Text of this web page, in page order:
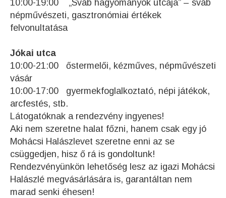
10:00-19:00 „Sváb hagyományok utcája” – sváb
népművészeti, gasztronómiai értékek
felvonultatása
Jókai utca
10:00-21:00 őstermelői, kézműves, népművészeti
vásár
10:00-17:00 gyermekfoglalkoztató, népi játékok,
arcfestés, stb.
Látogatóknak a rendezvény ingyenes!
Aki nem szeretne halat főzni, hanem csak egy jó
Mohácsi Halászlevet szeretne enni az se
csüggedjen, hisz ő rá is gondoltunk!
Rendezvényünkön lehetőség lesz az igazi Mohácsi
Halászlé megvásárlására is, garantáltan nem
marad senki éhesen!